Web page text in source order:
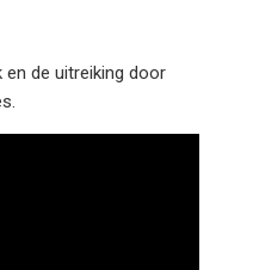
en de uitreiking door